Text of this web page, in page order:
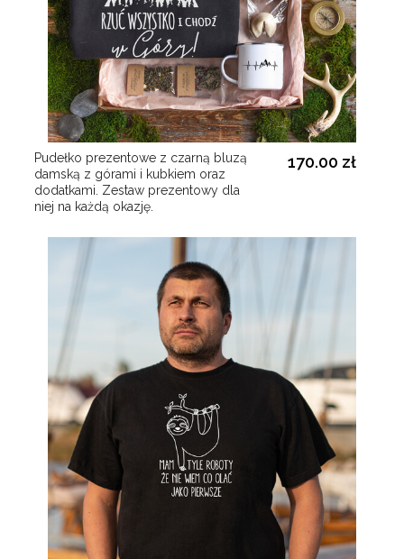
Pudełko prezentowe z czarną bluzą
damską z górami i kubkiem oraz
dodatkami. Zestaw prezentowy dla
niej na każdą okazję.
170.00 zł